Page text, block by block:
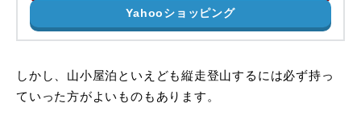
Yahooショッピング
しかし、山小屋泊といえども縦走登山するには必ず持っ
ていった方がよいものもあります。